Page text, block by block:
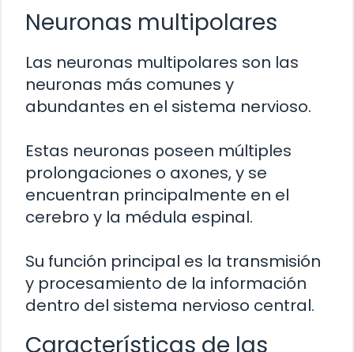
Neuronas multipolares
Las neuronas multipolares son las
neuronas más comunes y
abundantes en el sistema nervioso.
Estas neuronas poseen múltiples
prolongaciones o axones, y se
encuentran principalmente en el
cerebro y la médula espinal.
Su función principal es la transmisión
y procesamiento de la información
dentro del sistema nervioso central.
Características de las